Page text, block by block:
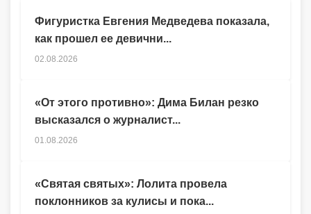
Фигуристка Евгения Медведева показала,
как прошел ее девични...
02.08.2026
«От этого противно»: Дима Билан резко
высказался о журналист...
01.08.2026
«Святая святых»: Лолита провела
поклонников за кулисы и пока...